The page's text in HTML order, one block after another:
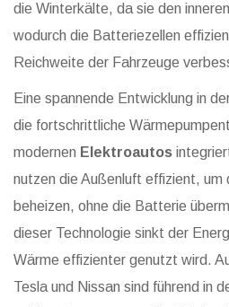
die Winterkälte, da sie den
wodurch die Batteriezellen
Reichweite der Fahrzeuge
Eine spannende Entwicklung in
die fortschrittliche
modernen Elektroautos
nutzen die Außenluft effizient, um
beheizen, ohne die Batterie
dieser Technologie sinkt der
Wärme effizienter genutzt wird.
Tesla und Nissan sind führend in